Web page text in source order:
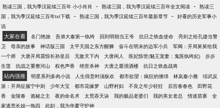
熟读三国，我为季汉延续三百年 小小肖肖 - 熟读三国，我为季汉延续三百年全文阅读 - 熟读三
国，我为季汉延续三百年txt下载 - 熟读三国，我为季汉延续三百年最新章节 - 好看的历史军事小
说
大家在看 名门艳旅 吾弟大秦第一纨绔 回到明朝当王爷 抗日之铁血使命
亮剑之给孔捷当警
卫
母亲的故事 神话版三国 太平天国之东方醒狮 奋斗在明末的边军小兵
军阀：开局舅舅给我
一个师
大唐开局震惊长孙皇后 无敌天下内 大唐闲人 医妃惊世(魅王宠妻：鬼医纨绔妃)
步步
生莲
抗战之重整河山 权色声香 绝世杀神 大唐之最强酒楼 抗日之铁血战将
站内强推 明星系列多肉小说 人生得意时须纵欢 都市欲望：疯狂的缠绵 林岚秦小雅
综武反
派：开局征服宁中则
少年大宝 都市花缘梦 山野村妇 不良之年少轻狂 后宫春春色
田野花
香
金陵春 诡秘之主 夜的命名术 太荒吞天诀 我的极品老婆们 我的美女老总 情迷苗寨
全
家逃荒长姐一拖四
此刻，我为华夏守护神